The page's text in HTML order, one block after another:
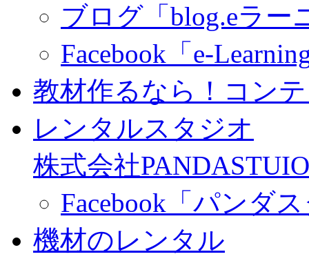
ブログ「blog.eラー
Facebook「e-
教材作るなら！コン
レンタルスタジオ
株式会社
Facebook「パンダ
機材のレンタル